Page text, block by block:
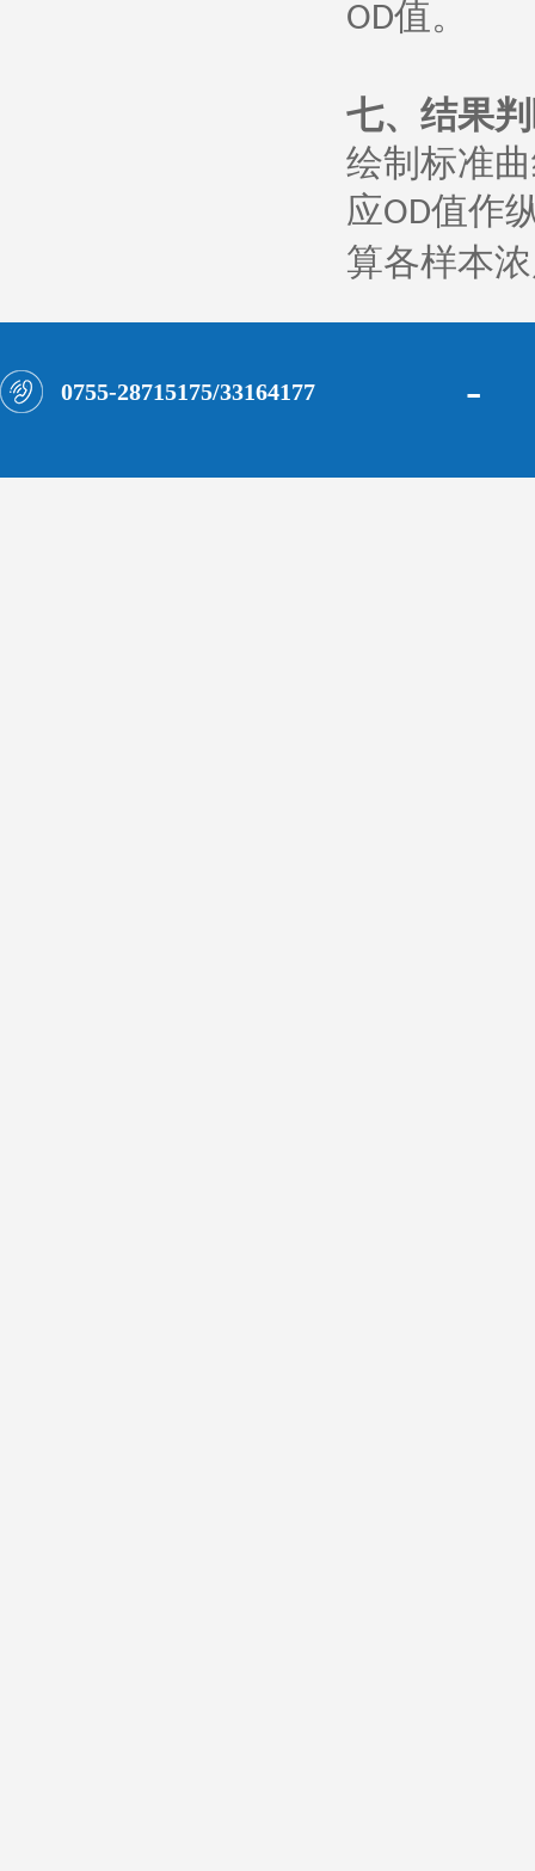
OD值。
七、 结果
绘制标准
应OD值作
算各样本
0755-28715175/33164177 -